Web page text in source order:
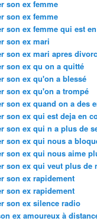
son ex femme
son ex femme
son ex femme qui est
son ex mari
son ex mari apres
son ex qu on a quitté
son ex qu'on a blessé
son ex qu'on a trompé
son ex quand on a des
son ex qui est deja en
son ex qui n a plus de
son ex qui nous a
son ex qui nous aime
son ex qui veut plus de
son ex rapidement
son ex rapidement
son ex silence radio
ex amoureux à